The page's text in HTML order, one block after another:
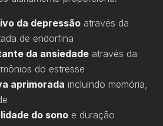
da depressão através da
de endorfina
da ansiedade através da
do estresse
aprimorada incluindo memória,
do sono e duração